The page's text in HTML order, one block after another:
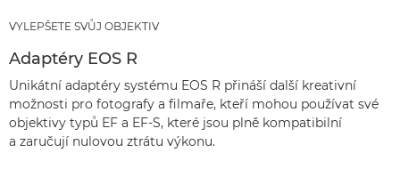
VYLEPŠETE SVŮJ OBJEKTIV
Adaptéry EOS R
Unikátní adaptéry systému EOS R přináší další kreativní
možnosti pro fotografy a filmaře, kteří mohou používat své
objektivy typů EF a EF-S, které jsou plně kompatibilní
a zaručují nulovou ztrátu výkonu.